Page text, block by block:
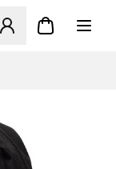
Modal til at